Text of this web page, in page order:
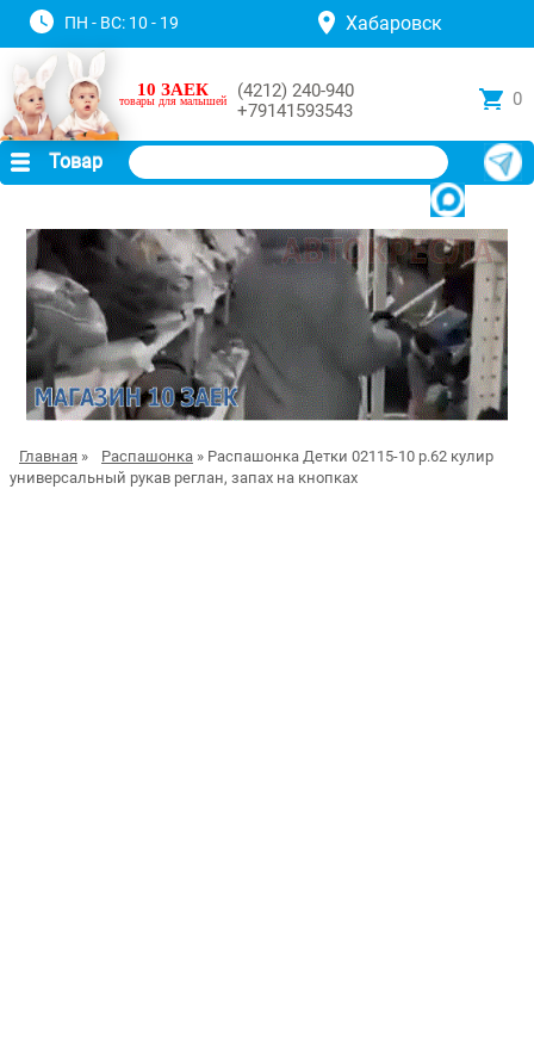
ПН - ВС: 10 - 19 Хабаровск
10 ЗАЕК
товары для малышей
(4212) 240-940
+79141593543
0
Товар
Главная » Распашонка » Распашонка Детки 02115-10 р.62 кулир
универсальный рукав реглан, запах на кнопках